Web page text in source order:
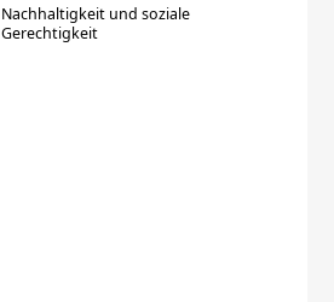
Nachhaltigkeit und soziale
Gerechtigkeit